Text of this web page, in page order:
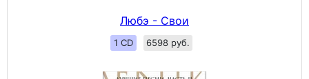
Любэ - Свои
1 CD 6598 руб.